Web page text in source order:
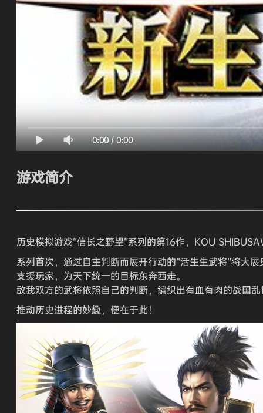
0:00/0:00
游戏简介
历史模拟游戏“信长之野望”系列的第16作，KOU
系列首次，通过自主判断而展开行动的“活生生武将”将大展
支援玩家，为天下统一的目标东奔西走。
敌我双方的武将依照自己的判断，编织出有血有肉的战国
推动历史进程的妙趣，便在于此！